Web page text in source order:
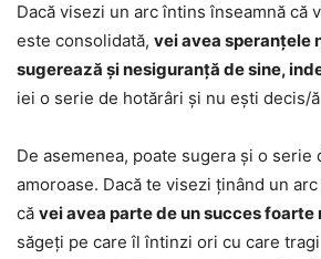
Dacă visezi un arc întins înseamnă că
este consolidată, vei avea speranțele
sugerează și nesiguranță de sine,
iei o serie de hotărâri și nu ești decis/
De asemenea, poate sugera și o serie
amoroase. Dacă te visezi ținând un
că vei avea parte de un succes foarte
săgeți pe care îl întinzi ori cu care